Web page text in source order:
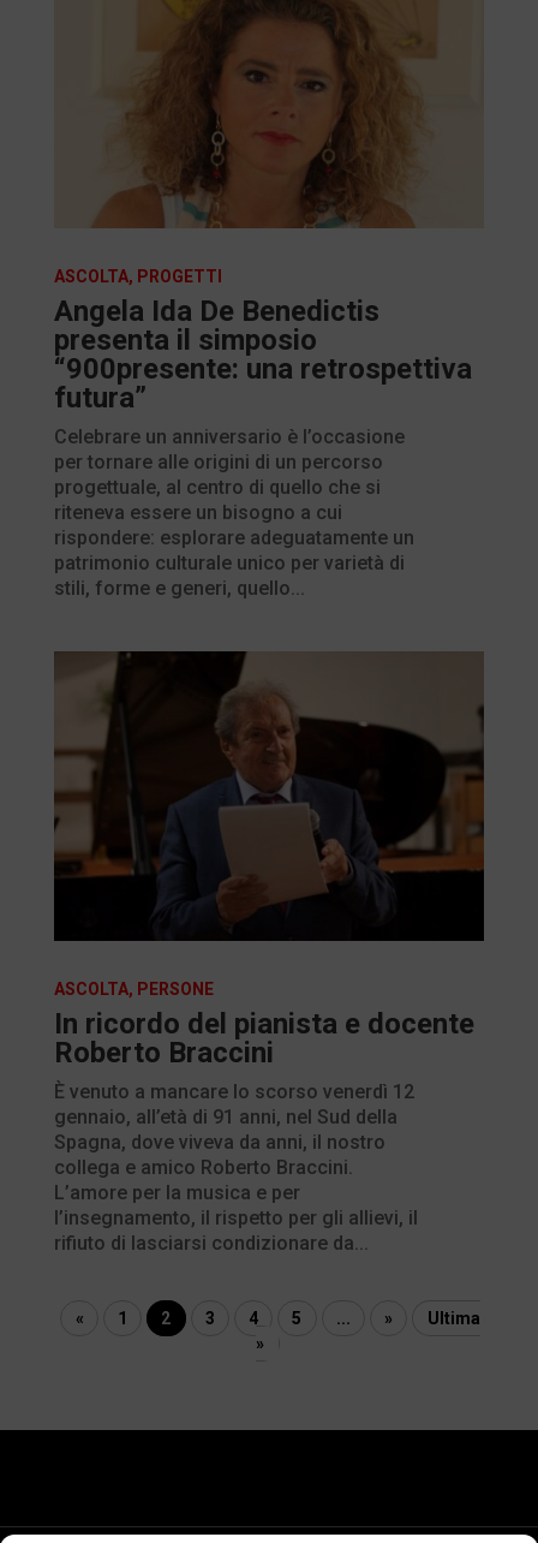
Angela Ida De Benedictis
presenta il simposio
“900presente: una retrospettiva
futura”
ASCOLTA, PROGETTI
Celebrare un anniversario è l’occasione
per tornare alle origini di un percorso
progettuale, al centro di quello che si
riteneva essere un bisogno a cui
rispondere: esplorare adeguatamente un
patrimonio culturale unico per varietà di
stili, forme e generi, quello...
In ricordo del pianista e docente
Roberto Braccini
ASCOLTA, PERSONE
È venuto a mancare lo scorso venerdì 12
gennaio, all’età di 91 anni, nel Sud della
Spagna, dove viveva da anni, il nostro
collega e amico Roberto Braccini.
L’amore per la musica e per
l’insegnamento, il rispetto per gli allievi, il
rifiuto di lasciarsi condizionare da...
« 1 2 3 4 5 ... »
Ultima
»